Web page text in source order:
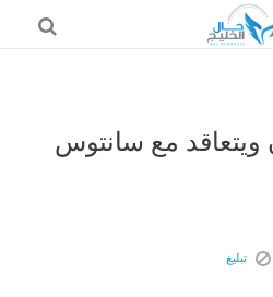
ويتعاقد مع سانتوس
تبليغ
حال السعودية